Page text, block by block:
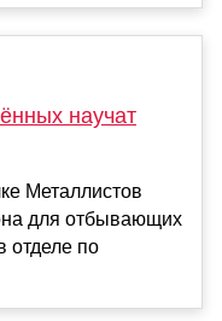
научат
Металлистов
для отбывающих
отделе по